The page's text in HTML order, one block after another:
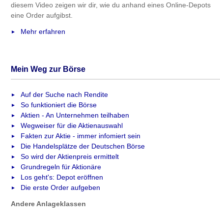
diesem Video zeigen wir dir, wie du anhand eines Online-Depots
eine Order aufgibst.
Mehr erfahren
Mein Weg zur Börse
Auf der Suche nach Rendite
So funktioniert die Börse
Aktien - An Unternehmen teilhaben
Wegweiser für die Aktienauswahl
Fakten zur Aktie - immer infomiert sein
Die Handelsplätze der Deutschen Börse
So wird der Aktienpreis ermittelt
Grundregeln für Aktionäre
Los geht's: Depot eröffnen
Die erste Order aufgeben
Andere Anlageklassen